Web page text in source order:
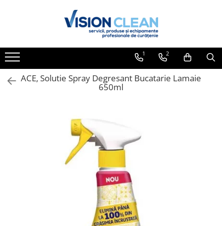
Aspiratoare si masini curatenie
profesionale
Aspiratoare profesionale de lichide
Echipament de curatat cu presiune
Masini de curatat si aspirat
1 2
ACE, Solutie Spray Degresant Bucatarie Lamaie
650ml